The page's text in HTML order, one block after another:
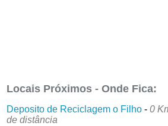
Locais Próximos - Onde Fica:
Deposito de Reciclagem o Filho -0
de distância